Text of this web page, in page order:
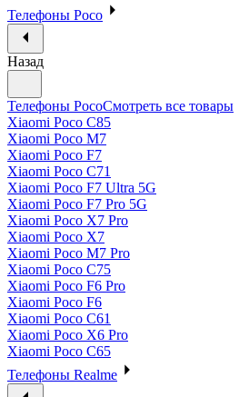
Телефоны Poco
Назад
Телефоны PocoСмотреть все товары
Xiaomi Poco C85
Xiaomi Poco M7
Xiaomi Poco F7
Xiaomi Poco C71
Xiaomi Poco F7 Ultra 5G
Xiaomi Poco F7 Pro 5G
Xiaomi Poco X7 Pro
Xiaomi Poco X7
Xiaomi Poco M7 Pro
Xiaomi Poco C75
Xiaomi Poco F6 Pro
Xiaomi Poco F6
Xiaomi Poco C61
Xiaomi Poco X6 Pro
Xiaomi Poco C65
Телефоны Realme